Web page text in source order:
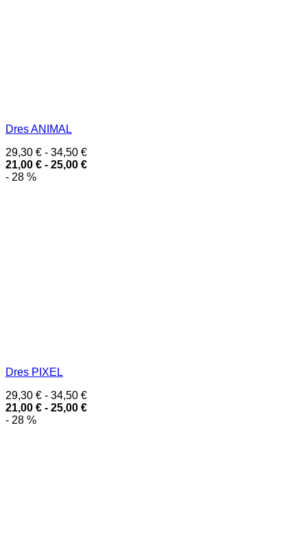
Dres ANIMAL
29,30 € - 34,50 €
21,00 € - 25,00 €
- 28 %
Dres PIXEL
29,30 € - 34,50 €
21,00 € - 25,00 €
- 28 %